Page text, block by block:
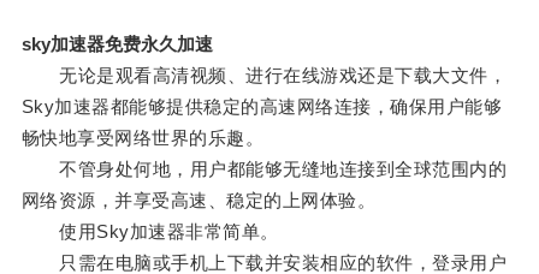
sky加速器免费永久加速
无论是观看高清视频、进行在线游戏还是下载大文件，
Sky加速器都能够提供稳定的高速网络连接，确保用户能够
畅快地享受网络世界的乐趣。
不管身处何地，用户都能够无缝地连接到全球范围内的
网络资源，并享受高速、稳定的上网体验。
使用Sky加速器非常简单。
只需在电脑或手机上下载并安装相应的软件，登录用户